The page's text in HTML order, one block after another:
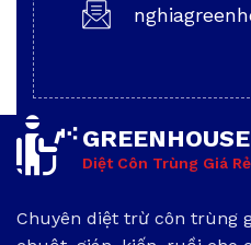
GREENHOUSE
Diệt Côn Trùng Giá Rẻ
Chuyên diệt trừ côn trùng